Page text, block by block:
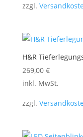
zzgl.
H&R
269,00 €
Dieses
weist
Varianten
inkl. MwSt.
zzgl.